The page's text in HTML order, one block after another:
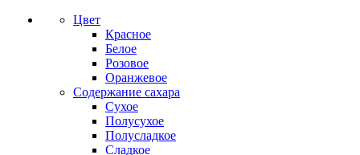
Цвет
Красное
Белое
Розовое
Оранжевое
Содержание сахара
Сухое
Полусухое
Полусладкое
Сладкое